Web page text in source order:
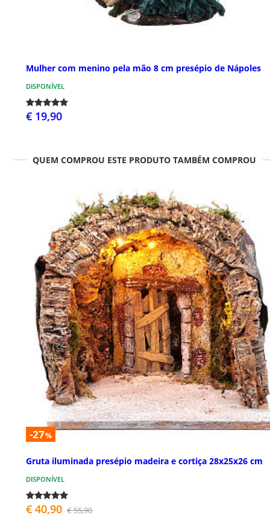
Mulher com menino pela mão 8 cm presépio de Nápoles
DISPONÍVEL
€ 19,90
QUEM COMPROU ESTE PRODUTO TAMBÉM COMPROU
-27%
Gruta iluminada presépio madeira e cortiça 28x25x26 cm
DISPONÍVEL
€ 40,90 € 55,90